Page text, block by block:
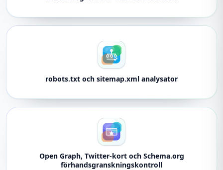
robots.txt och sitemap.xml analysator
Open Graph, Twitter-kort och Schema.org
förhandsgranskningskontroll